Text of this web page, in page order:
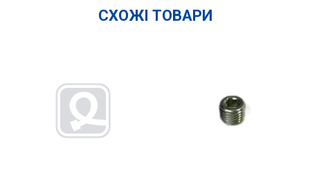
СХОЖІ ТОВАРИ